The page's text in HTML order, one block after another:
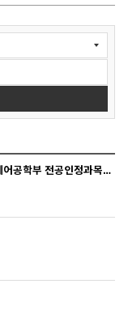
중부대학교 졸업기준 가이드 (+ 18,19학번 소프트웨어공학부 전공인정과목 추가)